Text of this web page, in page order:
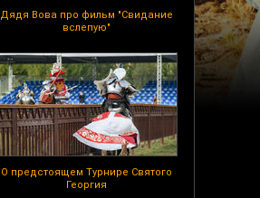
Дядя Вова про фильм "Свидание
вслепую"
О предстоящем Турнире Святого
Георгия